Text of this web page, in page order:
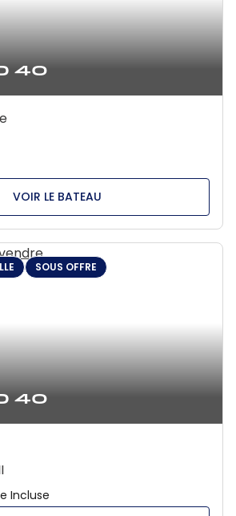
40
VOIR LE BATEAU
40
SOUS OFFRE
Incluse